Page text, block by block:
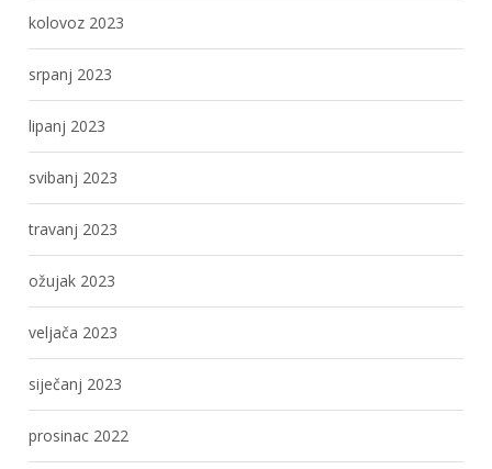
kolovoz 2023
srpanj 2023
lipanj 2023
svibanj 2023
travanj 2023
ožujak 2023
veljača 2023
siječanj 2023
prosinac 2022